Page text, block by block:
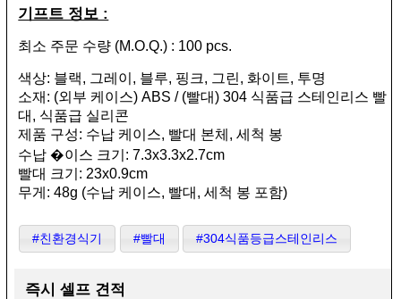
기프트 정보 :
최소 주문 수량 (M.O.Q.) : 100 pcs.
색상: 블랙, 그레이, 블루, 핑크, 그린, 화이트, 투명
소재: (외부 케이스) ABS / (빨대) 304 식품급 스테인리스 빨
대, 식품급 실리콘
제품 구성: 수납 케이스, 빨대 본체, 세척 봉
수납 �이스 크기: 7.3x3.3x2.7cm
빨대 크기: 23x0.9cm
무게: 48g (수납 케이스, 빨대, 세척 봉 포함)
#친환경식기 #빨대 #304식품등급스테인리스
즉시 셀프 견적